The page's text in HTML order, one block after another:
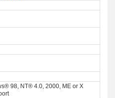
98, NT® 4.0, 2000, ME or X